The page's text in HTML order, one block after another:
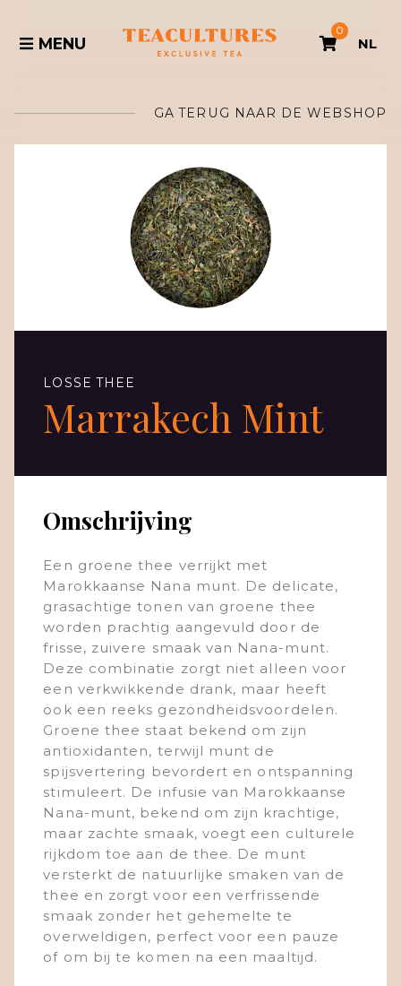
MENU
0
NL
GA TERUG NAAR DE WEBSHOP
LOSSE THEE
Marrakech Mint
Omschrijving
Een groene thee verrijkt met
Marokkaanse Nana munt. De delicate,
grasachtige tonen van groene thee
worden prachtig aangevuld door de
frisse, zuivere smaak van Nana-munt.
Deze combinatie zorgt niet alleen voor
een verkwikkende drank, maar heeft
ook een reeks gezondheidsvoordelen.
Groene thee staat bekend om zijn
antioxidanten, terwijl munt de
spijsvertering bevordert en ontspanning
stimuleert. De infusie van Marokkaanse
Nana-munt, bekend om zijn krachtige,
maar zachte smaak, voegt een culturele
rijkdom toe aan de thee. De munt
versterkt de natuurlijke smaken van de
thee en zorgt voor een verfrissende
smaak zonder het gehemelte te
overweldigen, perfect voor een pauze
of om bij te komen na een maaltijd.